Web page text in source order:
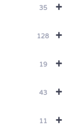
+
35
+
128
+
19
+
43
+
11